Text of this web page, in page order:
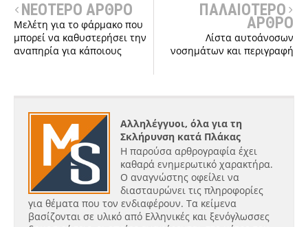
ΝΕΟΤΕΡΟ ΑΡΘΡΟ
Μελέτη για το φάρμακο που
μπορεί να καθυστερήσει την
αναπηρία για κάποιους
ΠΑΛΑΙΟΤΕΡΟ
ΑΡΘΡΟ
Λίστα αυτοάνοσων
νοσημάτων και περιγραφή
Αλληλέγγυοι, όλα για τη
Σκλήρυνση κατά Πλάκας
Η παρούσα αρθρογραφία έχει
καθαρά ενημερωτικό χαρακτήρα.
Ο αναγνώστης οφείλει να
διασταυρώνει τις πληροφορίες
για θέματα που τον ενδιαφέρουν. Τα κείμενα
βασίζονται σε υλικό από Ελληνικές και ξενόγλωσσες